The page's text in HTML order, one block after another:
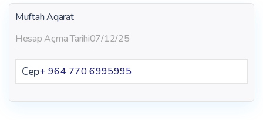
Muftah Aqarat
Hesap Açma Tarihi07/12/25
Cep+ 964 770 6995995